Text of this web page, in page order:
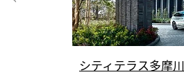
シティテラス多摩川